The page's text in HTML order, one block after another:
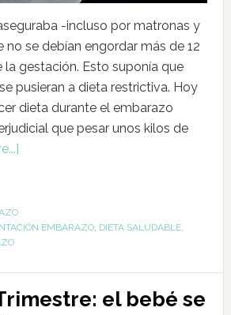
-incluso por matronas y
se debían engordar más de 12
la gestación. Esto suponía que
pusieran a dieta restrictiva. Hoy
dieta durante el embarazo
que pesar unos kilos de
EMBARAZO, DIETA SALUDABLE,
el bebé se